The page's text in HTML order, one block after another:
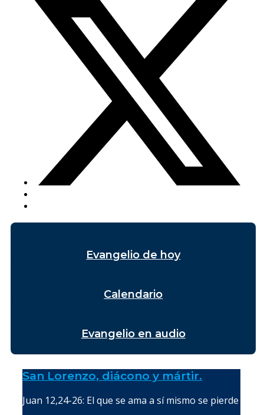
Evangelio de hoy
Calendario
Evangelio en audio
San Lorenzo, diácono y mártir.
Juan 12,24-26: El que se ama a sí mismo se pierde